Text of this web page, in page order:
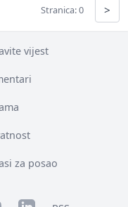
Stranica: 0 >
vijest
za posao